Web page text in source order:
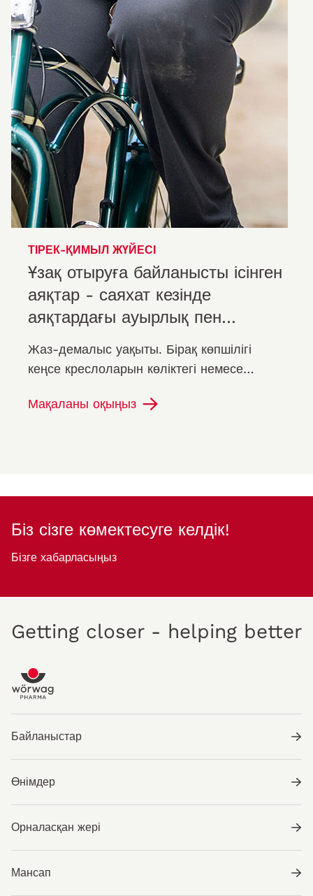
ТІРЕК-ҚИМЫЛ ЖҮЙЕСІ
Ұзақ отыруға байланысты ісінген
аяқтар - саяхат кезінде
аяқтардағы ауырлық пен
шаршауды болдырмаудың оңай
жолы
Жаз-демалыс уақыты. Бірақ көпшілігі
кеңсе креслоларын көліктегі немесе
Алыс жерлерге жету немесе
Мақаланы оқыңыз
Біз сізге көмектесуге келдік!
Бізге хабарласыңыз
Getting closer - helping better
Байланыстар
Өнімдер
Орналасқан жері
Мансап